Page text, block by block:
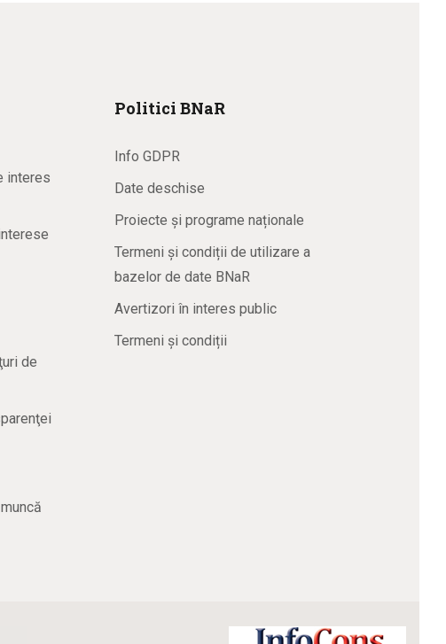
interes
de
Politici BNaR
Info GDPR
Date deschise
Proiecte și programe naționale
Termeni și condiții de utilizare a
bazelor de date BNaR
Avertizori în interes public
Termeni și condiții